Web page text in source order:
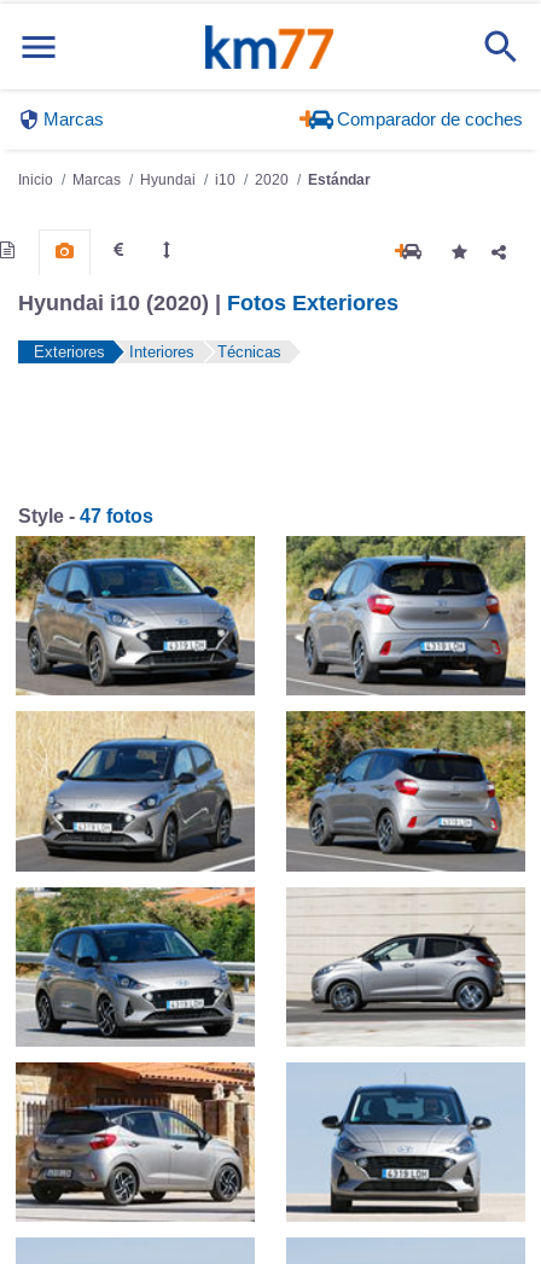
Marcas Comparador de coches
Inicio Marcas Hyundai i10 2020 Estándar
Hyundai i10 (2020) | Fotos Exteriores
Exteriores Interiores Técnicas
Style - 47 fotos